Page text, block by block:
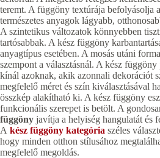
teremt. A függöny textúrája befolyásolja
természetes anyagok lágyabb,
A szintetikus változatok könnyebben
tartósabbak. A kész függöny
anyagtípus esetében. A mosás utáni
szempont a választásnál. A kész
kínál azoknak, akik azonnali dekorációt
megfelelő méret és szín kiválasztásával
összkép alakítható ki. A kész függöny
funkcionális szerepet is betölt. A
függöny javítja a helyiség hangulatát és
A kész függöny kategória széles
hogy minden otthon stílusához
megfelelő megoldás.